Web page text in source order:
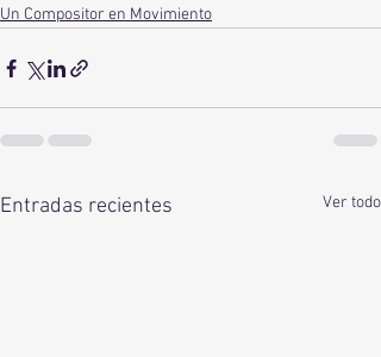
Un Compositor en Movimiento
Entradas recientes Ver todo